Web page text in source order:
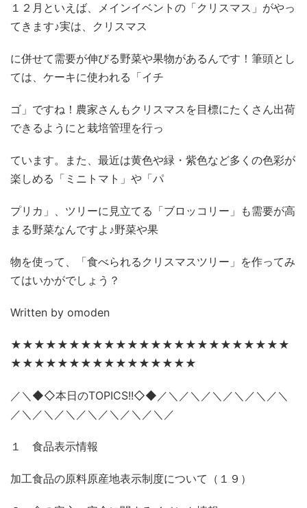
１２月といえば、メインイベントの「クリスマス」がやっ
てきます♪実は、クリスマス
に併せて需要が伸びる野菜や果物があるんです！筆頭とし
ては、ケーキに使われる「イチ
ゴ」ですね！農家さんもクリスマスを目標にたくさん出荷
できるようにと栽培管理を行っ
ています。また、最近は黄色や緑・紫色など多くの色彩が
楽しめる「ミニトマト」や「パ
プリカ」、ツリーに見立てる「ブロッコリー」も需要が高
まる野菜なんですよ♪野菜や果
物を使って、「食べられるクリスマスツリー」を作ってみ
てはいかがでしょう？
Written by omoden
★★★★★★★★★★★★★★★★★★★★★★★★
★★★★★★★★★★★★★★★★
／＼◆◇本日のTOPICS!!◇◆／＼／＼／＼／＼／＼／＼
／＼／＼／＼／＼／＼／＼／＼／
１ 食品表示情報
加工食品の原料原産地表示制度について（１９）